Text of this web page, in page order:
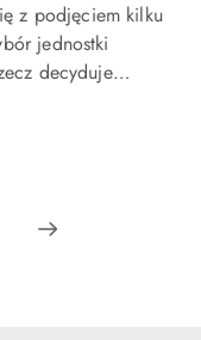
z podjęciem kilku
jednostki
decyduje